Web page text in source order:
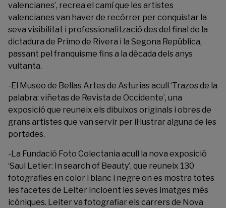
valencianes’, recrea el camí que les artistes
valencianes van haver de recórrer per conquistar la
seva visibilitat i professionalització des del final de la
dictadura de Primo de Rivera i la Segona República,
passant pel franquisme fins a la dècada dels anys
vuitanta.
-El Museo de Bellas Artes de Asturias acull ‘Trazos de la
palabra: viñetas de Revista de Occidente’, una
exposició que reuneix els dibuixos originals i obres de
grans artistes que van servir per il·lustrar alguna de les
portades.
-La Fundació Foto Colectania acull la nova exposició
‘Saul Letier: In search of Beauty’, que reuneix 130
fotografies en color i blanc i negre on es mostra totes
les facetes de Leiter incloent les seves imatges més
icòniques. Leiter va fotografiar els carrers de Nova